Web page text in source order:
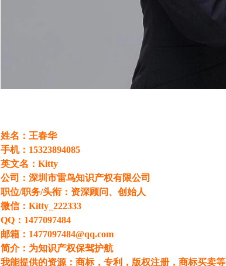
姓名：王春华
手机：15323894085
英文名：Kitty
公司：深圳市雷鸟知识产权有限公司
职位/职务/头衔：资深顾问、创始人
微信：Kitty_222333
QQ：1477097484
邮箱：1477097484@qq.com
简介：为知识产权保驾护航
我能提供的资源：商标，专利，版权注册，商标买卖等